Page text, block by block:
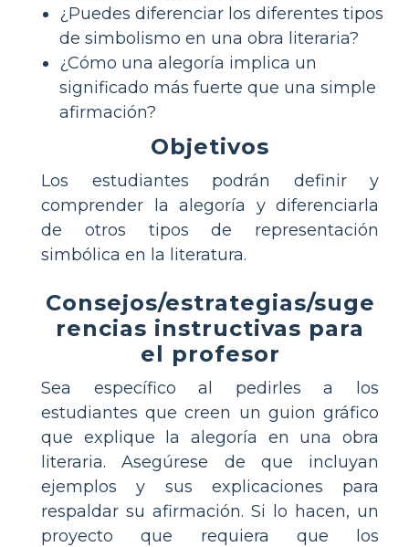
¿Puedes diferenciar los diferentes tipos
de simbolismo en una obra literaria?
¿Cómo una alegoría implica un
significado más fuerte que una simple
afirmación?
Objetivos
Los estudiantes podrán definir y
comprender la alegoría y diferenciarla
de otros tipos de representación
simbólica en la literatura.
Consejos/estrategias/suge
rencias instructivas para
el profesor
Sea específico al pedirles a los
estudiantes que creen un guion gráfico
que explique la alegoría en una obra
literaria. Asegúrese de que incluyan
ejemplos y sus explicaciones para
respaldar su afirmación. Si lo hacen, un
proyecto que requiera que los